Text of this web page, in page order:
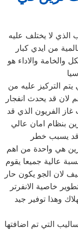
الذي لا يختلف عليه
من ايدي كبار
والخامة والاداء هو
التركيز عليه من
لان قد يحدث انفجار
غاز الفريون الذي قد
بنظام امان عالي
يسبب خطر
ترين هي واحدة من اهم
عالية جميعا يقوم
لان الجو يكون حار
خاصية الانفرتر
من الاستهلاك وهذا توفير جيد
التي تم اضافتها